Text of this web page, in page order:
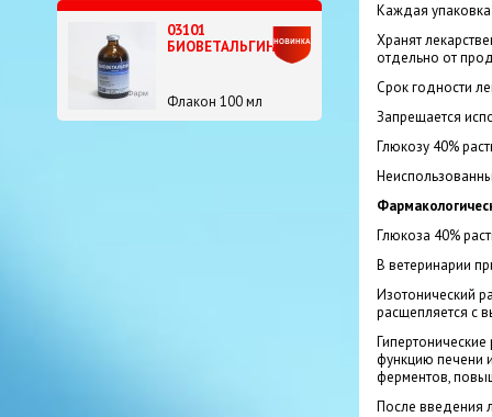
03101
БИОВЕТАЛЬГИН
Флакон 100 мл
Каждая
Хранят
отдельно от
Срок годности
Запрещается
Глюкозу 40%
Глюкоза 40%
В ветеринарии
Изотонический
расщепляется с
функцию печени
ферментов,
После введения